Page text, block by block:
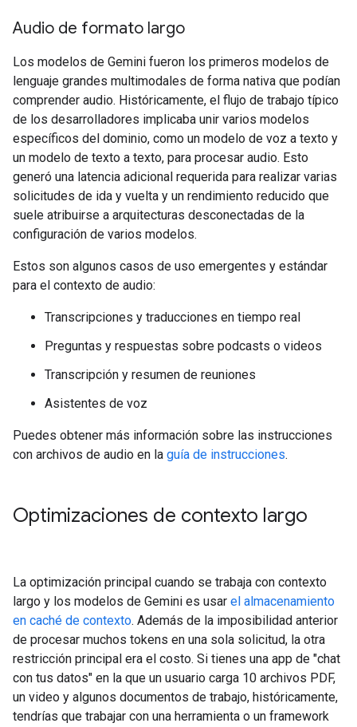
Audio de formato largo
Los modelos de Gemini fueron los primeros modelos de
lenguaje grandes multimodales de forma nativa que podían
comprender audio. Históricamente, el flujo de trabajo típico
de los desarrolladores implicaba unir varios modelos
específicos del dominio, como un modelo de voz a texto y
un modelo de texto a texto, para procesar audio. Esto
generó una latencia adicional requerida para realizar varias
solicitudes de ida y vuelta y un rendimiento reducido que
suele atribuirse a arquitecturas desconectadas de la
configuración de varios modelos.
Estos son algunos casos de uso emergentes y estándar
para el contexto de audio:
Transcripciones y traducciones en tiempo real
Preguntas y respuestas sobre podcasts o videos
Transcripción y resumen de reuniones
Asistentes de voz
Puedes obtener más información sobre las instrucciones
con archivos de audio en la guía de instrucciones.
Optimizaciones de contexto largo
La optimización principal cuando se trabaja con contexto
largo y los modelos de Gemini es usar el almacenamiento
en caché de contexto. Además de la imposibilidad anterior
de procesar muchos tokens en una sola solicitud, la otra
restricción principal era el costo. Si tienes una app de "chat
con tus datos" en la que un usuario carga 10 archivos PDF,
un video y algunos documentos de trabajo, históricamente,
tendrías que trabajar con una herramienta o un framework